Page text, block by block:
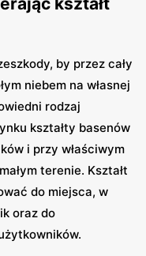
by przez cały
niebem na własnej
rodzaj
kształty basenów
i przy właściwym
terenie. Kształt
do miejsca, w
oraz do